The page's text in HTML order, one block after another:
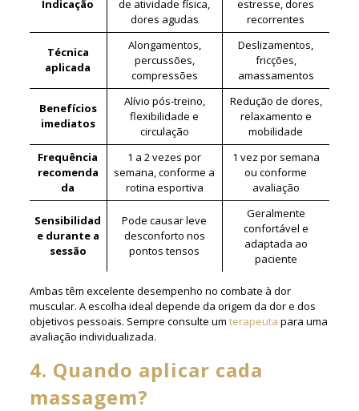
Indicação
de atividade física,
dores agudas
estresse, dores
recorrentes
Técnica
aplicada
Alongamentos,
percussões,
compressões
Deslizamentos,
fricções,
amassamentos
Benefícios
imediatos
Alívio pós-treino,
flexibilidade e
circulação
Redução de dores,
relaxamento e
mobilidade
Frequência
recomenda
da
1 a 2 vezes por
semana, conforme a
rotina esportiva
1 vez por semana
ou conforme
avaliação
Sensibilidad
e durante a
sessão
Pode causar leve
desconforto nos
pontos tensos
Geralmente
confortável e
adaptada ao
paciente
Ambas têm excelente desempenho no combate à dor
muscular. A escolha ideal depende da origem da dor e dos
objetivos pessoais. Sempre consulte um terapeuta para uma
avaliação individualizada.
4. Quando aplicar cada
massagem?